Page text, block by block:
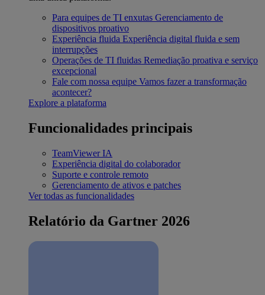
Para equipes de TI enxutas Gerenciamento de
dispositivos proativo
Experiência fluida Experiência digital fluida e sem
interrupções
Operações de TI fluidas Remediação proativa e serviço
excepcional
Fale com nossa equipe Vamos fazer a transformação
acontecer?
Explore a plataforma
Funcionalidades principais
TeamViewer IA
Experiência digital do colaborador
Suporte e controle remoto
Gerenciamento de ativos e patches
Ver todas as funcionalidades
Relatório da Gartner 2026